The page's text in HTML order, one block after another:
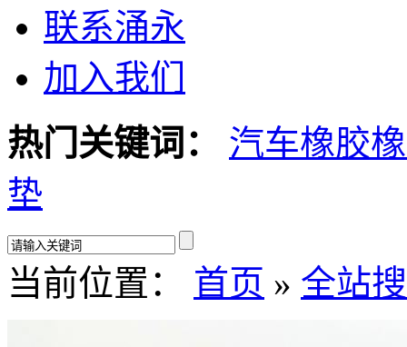
联系涌永
加入我们
热门关键词：
汽车橡胶
垫
当前位置： 首页 » 全站